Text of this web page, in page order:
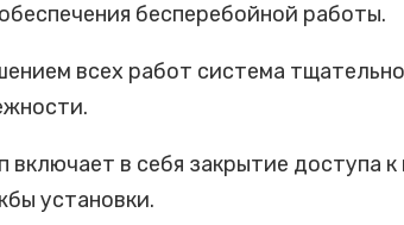
бесперебойной работы.
всех работ система
в себя закрытие доступа
установки.